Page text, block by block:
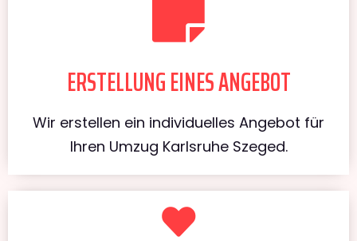
ERSTELLUNG EINES ANGEBOT
Wir erstellen ein individuelles Angebot für
Ihren Umzug Karlsruhe Szeged.